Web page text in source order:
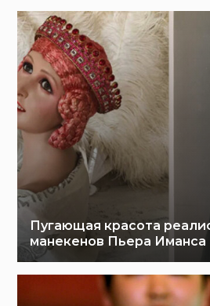
Пугающая красота
манекенов Пьера Иманса